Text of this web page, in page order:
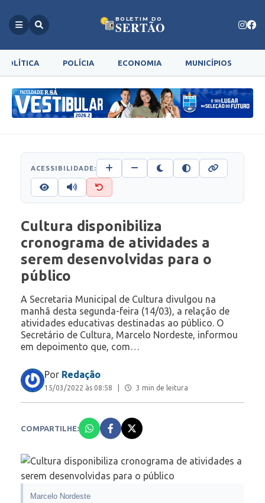
BOLETIM DO
SERTÃO
POLÍTICA POLÍCIA ECONOMIA MUNICÍPIOS
ACESSIBILIDADE:
Cultura disponibiliza
cronograma de atividades a
serem desenvolvidas para o
público
A Secretaria Municipal de Cultura divulgou na
manhã desta segunda-feira (14/03), a relação de
atividades educativas destinadas ao público. O
Secretário de Cultura, Marcelo Nordeste, informou
em depoimento que, com…
Por Redação
15/03/2022 às 08:58 3 min de leitura
COMPARTILHE:
Marcelo Nordeste